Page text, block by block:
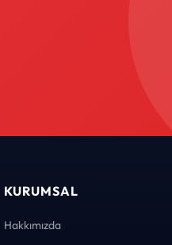
KURUMSAL
Hakkımızda